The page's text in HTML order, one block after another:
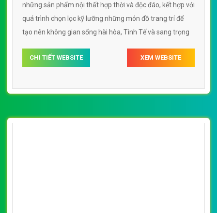
những sản phẩm nội thất hợp thời và độc đáo, kết hợp với
quá trình chọn lọc kỹ lưỡng những món đồ trang trí để
tạo nên không gian sống hài hòa, Tinh Tế và sang trọng
CHI TIẾT WEBSITE XEM WEBSITE